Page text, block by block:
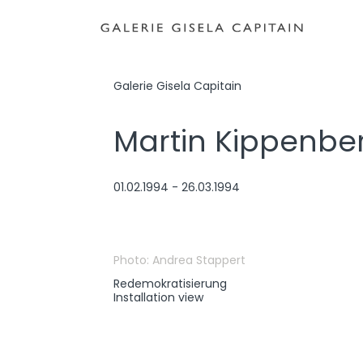
Galerie Gisela Capitain
Martin
01.02.1994 - 26.03.1994
Photo: Andrea Stappert
Redemokratisierung
Installation view
Photo: Andrea Stappert
Installation view